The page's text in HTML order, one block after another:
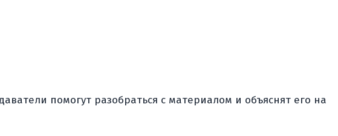
помогут разобраться с материалом и объяснят его на